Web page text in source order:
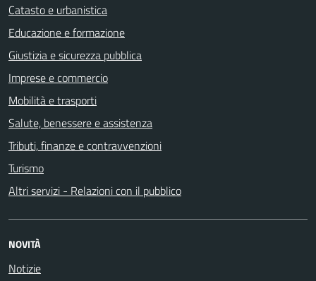
Catasto e urbanistica
Educazione e formazione
Giustizia e sicurezza pubblica
Imprese e commercio
Mobilità e trasporti
Salute, benessere e assistenza
Tributi, finanze e contravvenzioni
Turismo
Altri servizi - Relazioni con il pubblico
NOVITÀ
Notizie